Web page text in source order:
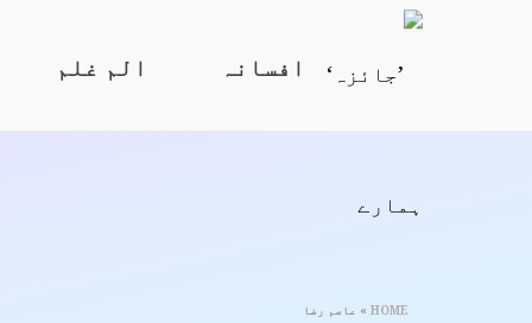
الم غلم افسانہ
HOME
» عاصم رضا